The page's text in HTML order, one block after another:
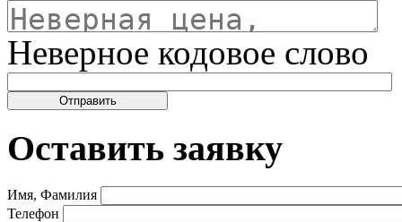
Неверное кодовое слово
Оставить заявку
Имя, Фамилия
Телефон